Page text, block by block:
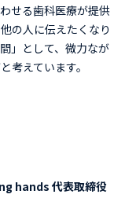
せる歯科医療が提供
の人に伝えたくなり
」として、微力なが
考えています。
hands 代表取締役